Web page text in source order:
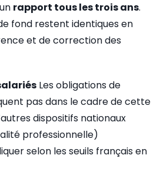
rapport tous les trois ans.
fond restent identiques en
et de correction des
Les obligations de
pas dans le cadre de cette
dispositifs nationaux
professionnelle)
selon les seuils français en